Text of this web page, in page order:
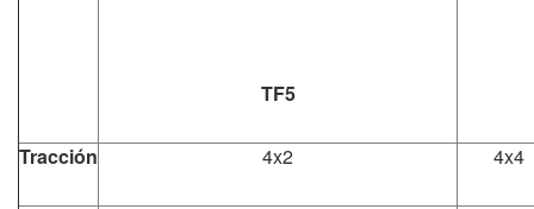
TF5
Tracción 4x2 4x4